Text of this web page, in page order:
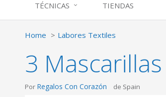
TÉCNICAS TIENDAS
Home Labores Textiles
3 Mascarillas
Por Regalos Con Corazón de Spain